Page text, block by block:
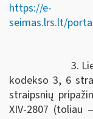
https://e-
seimas.lrs.lt/
3. Lietuvos
kodekso 3, 6
straipsnių
XIV-2807 (toliau